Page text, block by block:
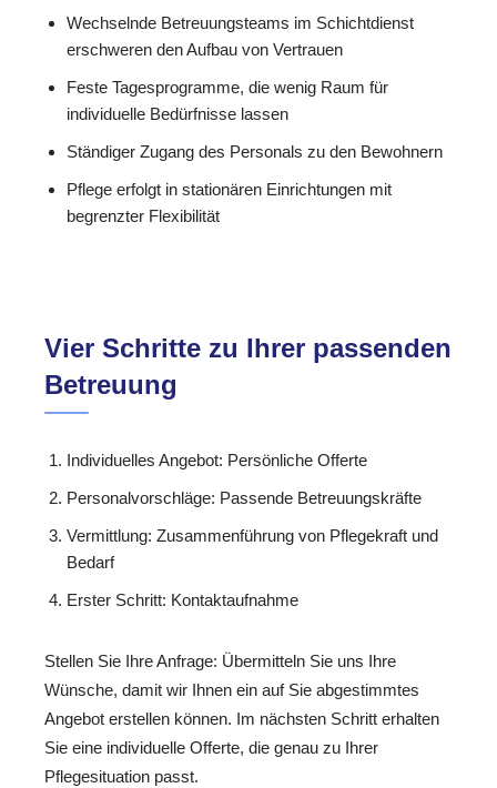
Wechselnde Betreuungsteams im Schichtdienst
erschweren den Aufbau von Vertrauen
Feste Tagesprogramme, die wenig Raum für
individuelle Bedürfnisse lassen
Ständiger Zugang des Personals zu den Bewohnern
Pflege erfolgt in stationären Einrichtungen mit
begrenzter Flexibilität
Vier Schritte zu Ihrer passenden
Betreuung
Individuelles Angebot: Persönliche Offerte
Personalvorschläge: Passende Betreuungskräfte
Vermittlung: Zusammenführung von Pflegekraft und
Bedarf
Erster Schritt: Kontaktaufnahme
Stellen Sie Ihre Anfrage: Übermitteln Sie uns Ihre
Wünsche, damit wir Ihnen ein auf Sie abgestimmtes
Angebot erstellen können. Im nächsten Schritt erhalten
Sie eine individuelle Offerte, die genau zu Ihrer
Pflegesituation passt.